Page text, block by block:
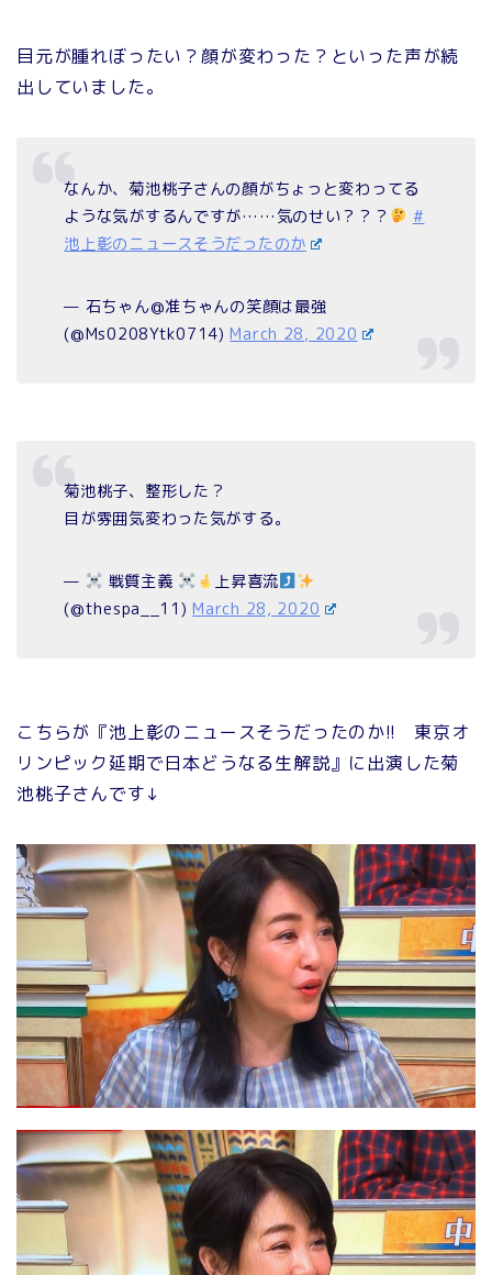
目元が腫れぼったい？顔が変わった？といった声が続
出していました。
なんか、菊池桃子さんの顔がちょっと変わってる
ような気がするんですが……気のせい？？？
#
池上彰のニュースそうだったのか
— 石ちゃん@准ちゃんの笑顔は最強
(@Ms0208Ytk0714)March 28, 2020
菊池桃子、整形した？
目が雰囲気変わった気がする。
— 戦質主義
上昇喜流
(@thespa__11)March 28, 2020
こちらが『池上彰のニュースそうだったのか!! 東京オ
リンピック延期で日本どうなる生解説』に出演した菊
池桃子さんです↓